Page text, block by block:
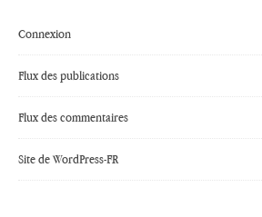
Connexion
Flux des publications
Flux des commentaires
Site de WordPress-FR